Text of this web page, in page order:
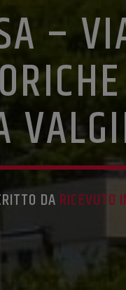
–
DA RICEVUTO